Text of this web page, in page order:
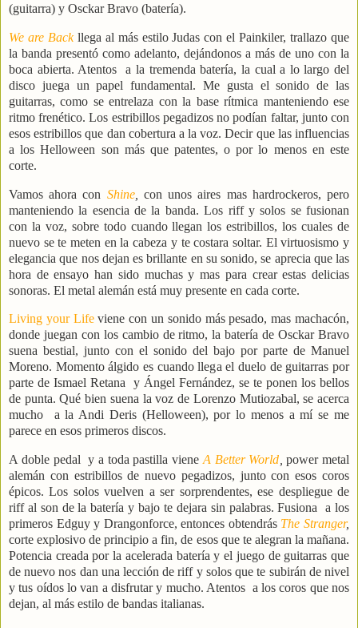
(guitarra) y Osckar Bravo (batería).
We are Back llega al más estilo Judas con el Painkiler, trallazo que
la banda presentó como adelanto, dejándonos a más de uno con la
boca abierta. Atentos
a la tremenda batería, la cual a lo largo del
disco juega un papel fundamental. Me gusta el sonido de las
guitarras, como se entrelaza con la base rítmica manteniendo ese
ritmo frenético. Los estribillos pegadizos no podían faltar, junto con
esos estribillos que dan cobertura a la voz. Decir que las influencias
a los Helloween son más que patentes, o por lo menos en este
corte.
Vamos ahora con Shine, con unos aires mas hardrockeros, pero
manteniendo la esencia de la banda. Los riff y solos se fusionan
con la voz, sobre todo cuando llegan los estribillos, los cuales de
nuevo se te meten en la cabeza y te costara soltar. El virtuosismo y
elegancia que nos dejan es brillante en su sonido, se aprecia que las
hora de ensayo han sido muchas y mas para crear estas delicias
sonoras. El metal alemán está muy presente en cada corte.
Living your Lifeviene con un sonido más pesado, mas machacón,
donde juegan con los cambio de ritmo, la batería de Osckar Bravo
suena bestial, junto con el sonido del bajo por parte de Manuel
Moreno. Momento álgido es cuando llega el duelo de guitarras por
parte de Ismael Retana y Ángel Fernández, se te ponen los bellos
de punta. Qué bien suena la voz de Lorenzo Mutiozabal, se acerca
mucho
a la Andi Deris (Helloween), por lo menos a mí se me
parece en esos primeros discos.
A doble pedal y a toda pastilla viene A Better World ,power metal
alemán con estribillos de nuevo pegadizos, junto con esos coros
épicos. Los solos vuelven a ser sorprendentes, ese despliegue de
riff al son de la batería y bajo te dejara sin palabras. Fusiona
a los
primeros Edguy y Drangonforce, entonces obtendrás The Stranger,
corte explosivo de principio a fin, de esos que te alegran la mañana.
Potencia creada por la acelerada batería y el juego de guitarras que
de nuevo nos dan una lección de riff y solos que te subirán de nivel
y tus oídos lo van a disfrutar y mucho. Atentos a los coros que nos
dejan, al más estilo de bandas italianas.